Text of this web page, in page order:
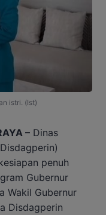
istri. (Ist)
– Dinas
penuh
Gubernur
Wakil Gubernur
Disdagperin